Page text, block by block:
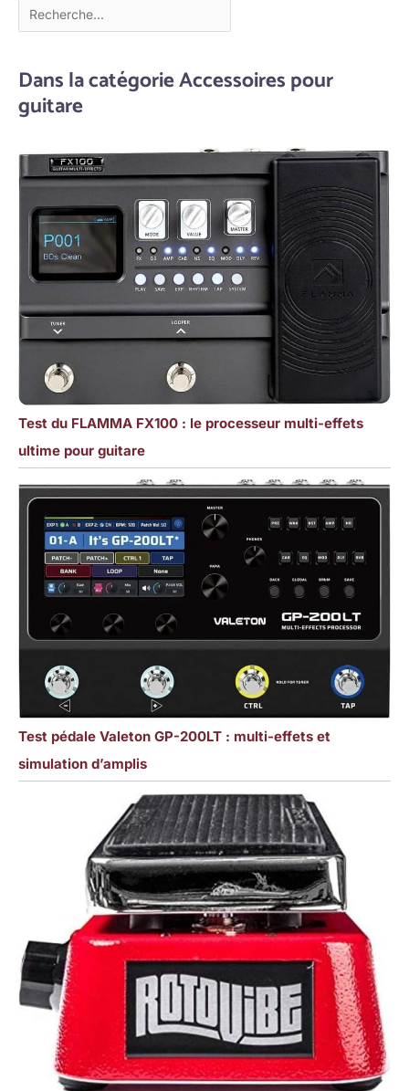
Dans la catégorie Accessoires pour
guitare
Test du FLAMMA FX100 : le processeur multi-effets
ultime pour guitare
Test pédale Valeton GP-200LT : multi-effets et
simulation d’amplis